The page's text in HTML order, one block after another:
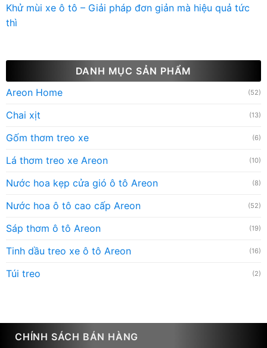
Khử mùi xe ô tô – Giải pháp đơn giản mà hiệu quả tức
thì
DANH MỤC SẢN PHẨM
Areon Home
(52)
Chai xịt (13)
Gốm thơm treo xe (6)
Lá thơm treo xe Areon (10)
Nước hoa kẹp cửa gió ô tô Areon (8)
Nước hoa ô tô cao cấp Areon (52)
Sáp thơm ô tô Areon (19)
Tinh dầu treo xe ô tô Areon (16)
Túi treo (2)
CHÍNH SÁCH BÁN HÀNG